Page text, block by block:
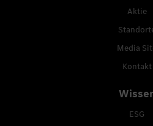
Aktie
Media
Kontakt
ESG